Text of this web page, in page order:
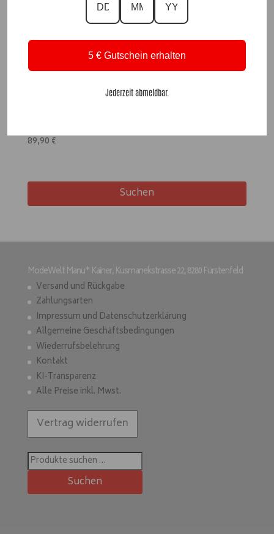
89,90 €
Suchen
ModeWelt Manu* Kainer, Kusmanekstrasse 22, 8280 Fürstenfeld
Versand und Rückgabe
Zahlungsarten
Impressum und Datenschutzerklärung
Allgemeine Geschäftsbedingungen
Wiederrufsbelehrung
Kontakt
KI-Transparenz
Alle Preise inkl. Mwst.
Vertrag widerrufen
Suchen
nach:
Suchen
5 € Gutschein erhalten
Jederzeit abmeldbar.